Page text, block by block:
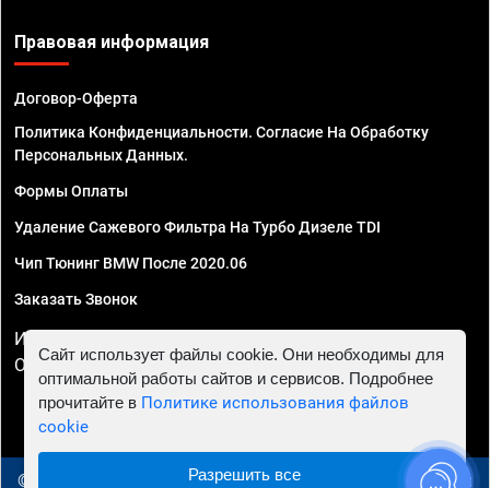
Правовая информация
Договор-Оферта
Политика Конфиденциальности. Согласие На Обработку
Персональных Данных.
Формы Оплаты
Удаление Сажевого Фильтра На Турбо Дизеле TDI
Чип Тюнинг BMW После 2020.06
Заказать Звонок
ИП Смирнов Георгий Павлович. ИНН 781302555843,
ОГРНИП 324470400032610
© 2010 - 2026 Чип тюнинг в Уфе - Автосервис "Евро Чип
Сайт использует файлы cookie. Они необходимы для
оптимальной работы сайтов и сервисов. Подробнее
прочитайте в Политике использования файлов
cookie
Разрешить все